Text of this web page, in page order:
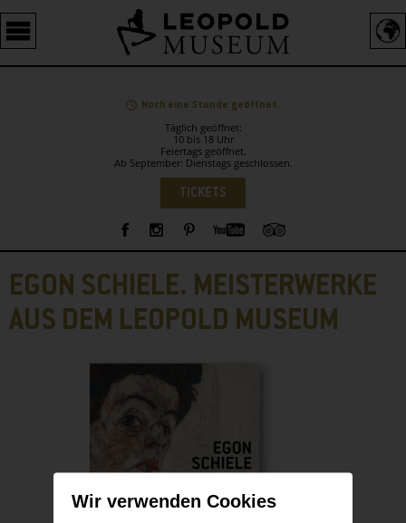
Wir verwenden Cookies
Barrierefreie
Bedienung
der
Noch eine Stunde geöffnet.
Täglich geöffnet:
10 bis 18 Uhr
Feiertags geöffnet.
Ab September: Dienstags geschlossen.
TICKETS
Sidebar
EGON SCHIELE. MEISTERWERKE
AUS DEM LEOPOLD MUSEUM